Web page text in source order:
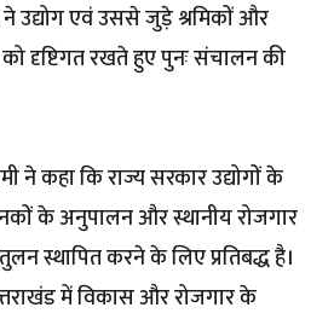
उद्योग एवं उससे जुड़े श्रमिकों और
को दृष्टिगत रखते हुए पुनः संचालन की
ने कहा कि राज्य सरकार उद्योगों के
के अनुपालन और स्थानीय रोजगार
स्थापित करने के लिए प्रतिबद्ध है।
में विकास और रोजगार के